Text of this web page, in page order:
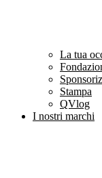
La tua
Stampa
QVlog
I nostri marchi